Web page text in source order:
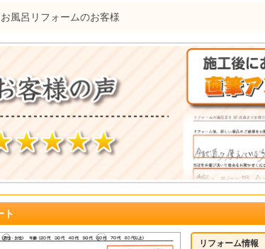
呂リフォームのお客様
ト
リフォーム情報